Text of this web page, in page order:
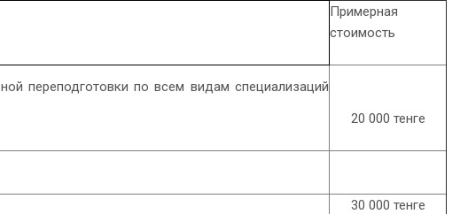
Примерная
стоимость
переподготовки по всем видам специализаций
20 000 тенге
30 000 тенге